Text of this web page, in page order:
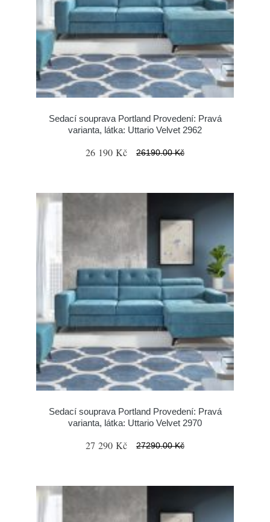
Sedací souprava Portland Provedení: Pravá
varianta, látka: Uttario Velvet 2962
26 190 Kč 26190.00 Kč
Sedací souprava Portland Provedení: Pravá
varianta, látka: Uttario Velvet 2970
27 290 Kč 27290.00 Kč